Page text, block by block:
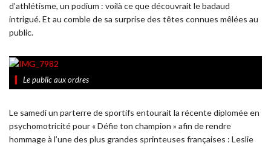
d’athlétisme, un podium : voilà ce que découvrait le badaud
intrigué. Et au comble de sa surprise des têtes connues mêlées au
public.
Le public aux ordres
Le samedi un parterre de sportifs entourait la récente diplomée en
psychomotricité pour « Défie ton champion » afin de rendre
hommage à l’une des plus grandes sprinteuses françaises : Leslie